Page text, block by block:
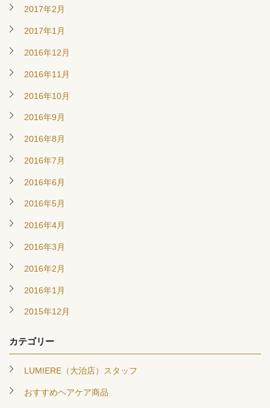
2017年2月
2017年1月
2016年12月
2016年11月
2016年10月
2016年9月
2016年8月
2016年7月
2016年6月
2016年5月
2016年4月
2016年3月
2016年2月
2016年1月
2015年12月
カテゴリー
LUMIERE（大治店）スタッフ
おすすめヘアケア商品